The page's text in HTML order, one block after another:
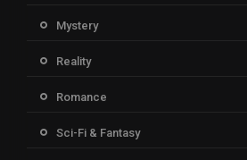
Mystery
Reality
Romance
Sci-Fi & Fantasy